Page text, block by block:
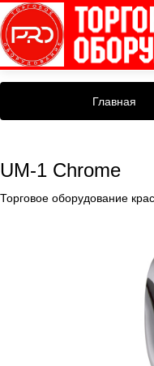
Главная
UM-1 Chrome
Торговое оборудование